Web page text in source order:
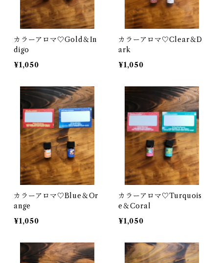
カラーアロマ♡Gold＆In
digo
¥1,050
カラーアロマ♡Clear＆D
ark
¥1,050
カラーアロマ♡Blue＆Or
ange
¥1,050
カラーアロマ♡Turquois
e＆Coral
¥1,050